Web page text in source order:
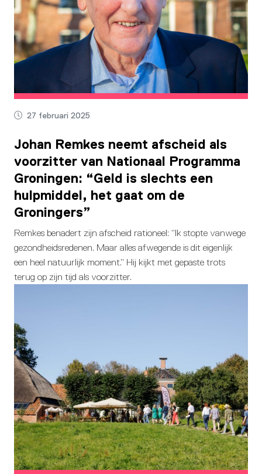
27 februari 2025
Johan Remkes neemt afscheid als
voorzitter van Nationaal Programma
Groningen: “Geld is slechts een
hulpmiddel, het gaat om de
Groningers”
Remkes benadert zijn afscheid rationeel: “Ik stopte vanwege
gezondheidsredenen. Maar alles afwegende is dit eigenlijk
een heel natuurlijk moment.” Hij kijkt met gepaste trots
terug op zijn tijd als voorzitter.